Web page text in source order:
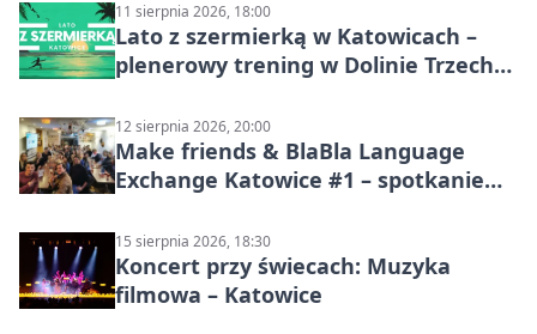
11 sierpnia 2026, 18:00
Lato z szermierką w Katowicach –
plenerowy trening w Dolinie Trzech
12 sierpnia 2026, 20:00
Make friends & BlaBla Language
Exchange Katowice #1 – spotkanie
15 sierpnia 2026, 18:30
Koncert przy świecach: Muzyka
filmowa – Katowice